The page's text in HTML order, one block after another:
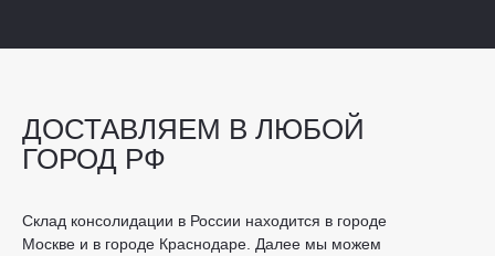
ДОСТАВЛЯЕМ В ЛЮБОЙ
ГОРОД РФ
Склад консолидации в России находится в городе
Москве и в городе Краснодаре. Далее мы можем